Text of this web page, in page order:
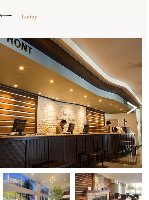
Next